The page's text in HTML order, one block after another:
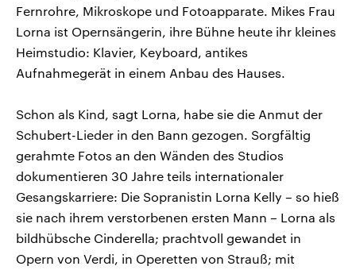
Fernrohre, Mikroskope und Fotoapparate. Mikes Frau
Lorna ist Opernsängerin, ihre Bühne heute ihr kleines
Heimstudio: Klavier, Keyboard, antikes
Aufnahmegerät in einem Anbau des Hauses.
Schon als Kind, sagt Lorna, habe sie die Anmut der
Schubert-Lieder in den Bann gezogen. Sorgfältig
gerahmte Fotos an den Wänden des Studios
dokumentieren 30 Jahre teils internationaler
Gesangskarriere: Die Sopranistin Lorna Kelly – so hieß
sie nach ihrem verstorbenen ersten Mann – Lorna als
bildhübsche Cinderella; prachtvoll gewandet in
Opern von Verdi, in Operetten von Strauß; mit